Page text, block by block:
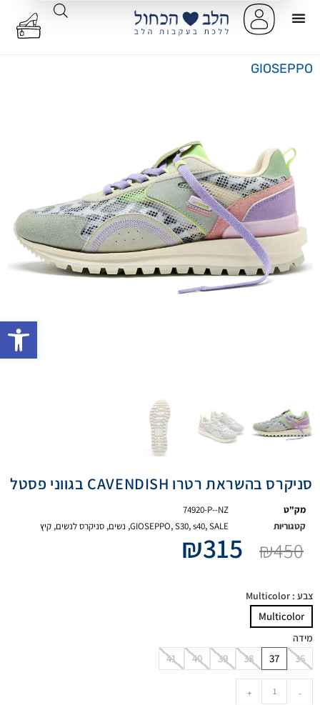
GIOSEPPO
סניקרס בהשראת רטרו CAVENDISH בגווני פסטל
מק"ט
74920-P--NZ
קטגוריות
GIOSEPPO,S30,s40,SALE
, נשים, סניקרס לנשים, קיץ
₪450
₪315
צבע : Multicolor
Multicolor
מידה
36
37
38
39
40
41
-
+